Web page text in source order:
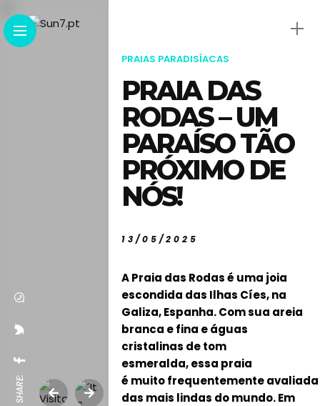
SHARE:
PRAIAS PARADISÍACAS
PRAIA DAS
RODAS – UM
PARAÍSO TÃO
PRÓXIMO DE
NÓS!
13/05/2025
A Praia das Rodas é uma joia
escondida das Ilhas Cíes, na
Galiza, Espanha. Com sua areia
branca e fina e águas
cristalinas de tom
esmeralda, essa praia
é muito frequentemente
das mais lindas do mundo. Em